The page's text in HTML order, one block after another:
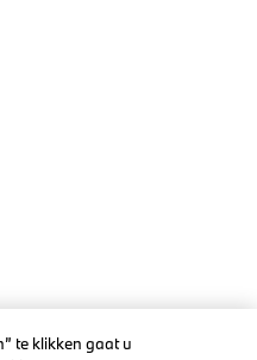
te klikken gaat u